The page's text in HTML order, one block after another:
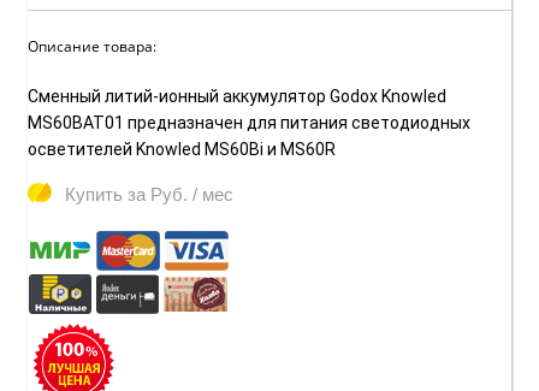
Описание товара:
Сменный литий-ионный аккумулятор Godox Knowled
MS60BAT01 предназначен для питания светодиодных
осветителей Knowled MS60Bi и MS60R
Купить за Руб. / мес